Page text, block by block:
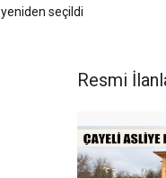
seçildi
Resmi